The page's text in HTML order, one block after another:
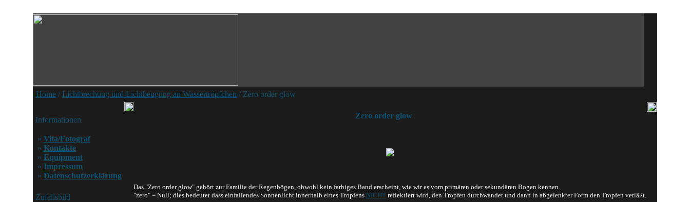
Home / Lichtbrechung und Lichtbeugung an Wassertröpfchen / Zero order glow
Informationen
» Vita/Fotograf
» Kontakte
» Equipment
» Impressum
» Datenschutzerklärung
Zufallsbild
Zero order glow
Das "Zero order glow" gehört zur Familie der Regenbögen, obwohl kein farbiges Band erscheint, wie wir es vom primären oder sekundären Bogen kennen.
"zero" = Null; dies bedeutet dass einfallendes Sonnenlicht innerhalb eines Tropfens NICHT reflektiert wird, den Tropfen durchwandet und dann in abgelenkter Form den Tropfen verläßt.